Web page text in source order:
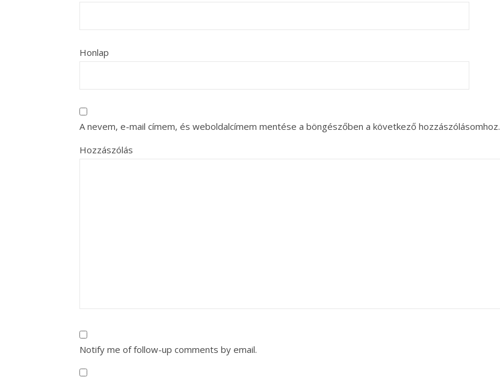
Honlap
A nevem, e-mail címem, és weboldalcímem mentése a böngészőben a következő hozzászólásomhoz.
Hozzászólás
Notify me of follow-up comments by email.